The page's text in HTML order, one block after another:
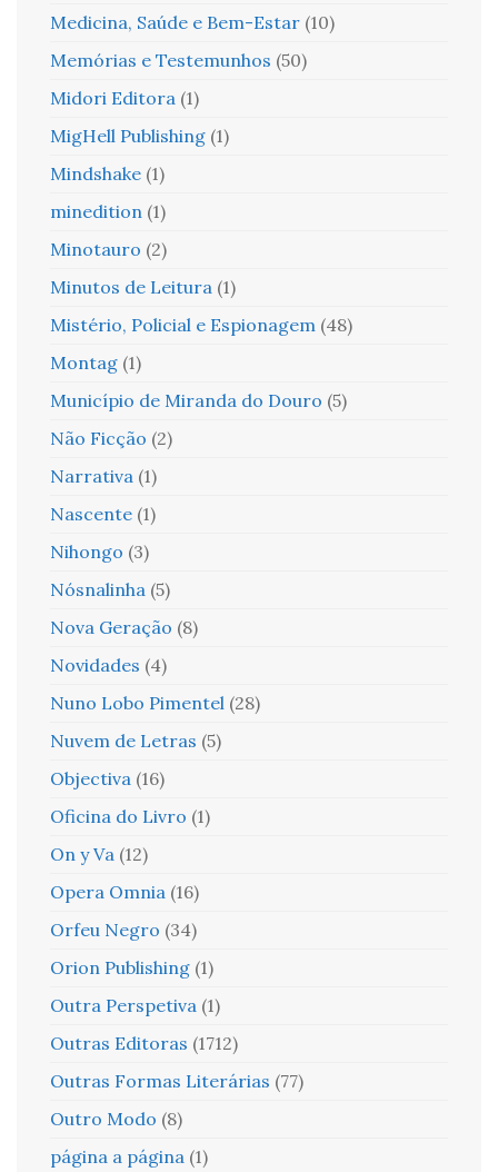
Medicina, Saúde e Bem-Estar (10)
Memórias e Testemunhos (50)
Midori Editora (1)
MigHell Publishing (1)
Mindshake (1)
minedition (1)
Minotauro (2)
Minutos de Leitura (1)
Mistério, Policial e Espionagem (48)
Montag (1)
Município de Miranda do Douro (5)
Não Ficção (2)
Narrativa (1)
Nascente (1)
Nihongo (3)
Nósnalinha (5)
Nova Geração (8)
Novidades (4)
Nuno Lobo Pimentel (28)
Nuvem de Letras (5)
Objectiva (16)
Oficina do Livro (1)
On y Va (12)
Opera Omnia (16)
Orfeu Negro (34)
Orion Publishing (1)
Outra Perspetiva (1)
Outras Editoras (1712)
Outras Formas Literárias (77)
Outro Modo (8)
página a página (1)